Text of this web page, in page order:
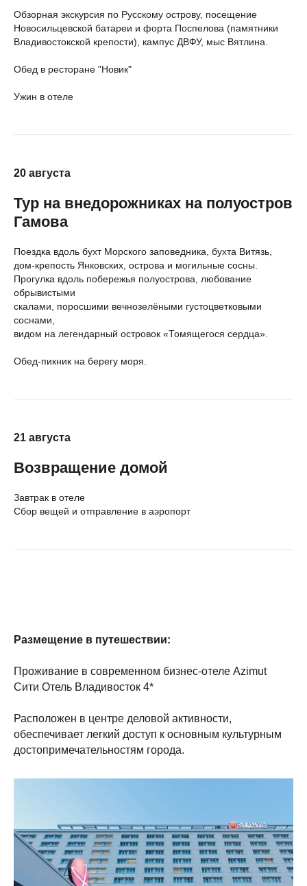
Обзорная экскурсия по Русскому острову, посещение
Новосильцевской батареи и форта Поспелова (памятники
Владивостокской крепости), кампус ДВФУ, мыс Вятлина.
Обед в ресторане "Новик"
Ужин в отеле
20 августа
Тур на внедорожниках на полуостров
Гамова
Поездка вдоль бухт Морского заповедника, бухта Витязь,
дом-крепость Янковских, острова и могильные сосны.
Прогулка вдоль побережья полуострова, любование
обрывистыми
скалами, поросшими вечнозелёными густоцветковыми
соснами,
видом на легендарный островок «Томящегося сердца».
Обед-пикник на берегу моря.
21 августа
Возвращение домой
Завтрак в отеле
Сбор вещей и отправление в аэропорт
Размещение в путешествии:
Проживание в современном бизнес-отеле Azimut
Сити Отель Владивосток 4*
Расположен в центре деловой активности,
обеспечивает легкий доступ к основным культурным
достопримечательностям города.